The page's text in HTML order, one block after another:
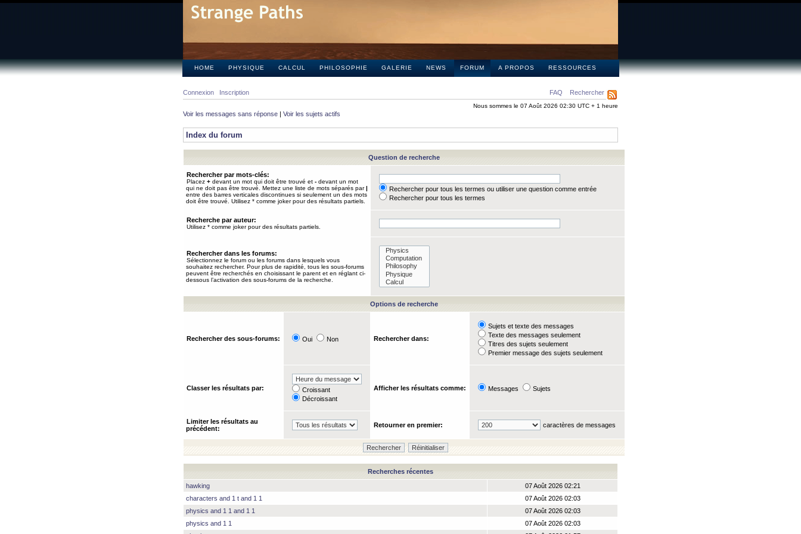
HOME PHYSIQUE CALCUL PHILOSOPHIE GALERIE NEWS FORUM A PROPOS RESSOURCES
FAQ Rechercher
Connexion Inscription
Nous sommes le 07 Août 2026 02:30 UTC + 1 heure
Voir les messages sans réponse | Voir les sujets actifs
Index du forum
Question de recherche
Rechercher par mots-clés:
Placez + devant un mot qui doit être trouvé et - devant un mot
qui ne doit pas être trouvé. Mettez une liste de mots séparés par|
entre des barres verticales discontinues si seulement un des mots
doit être trouvé. Utilisez * comme joker pour des résultats partiels.
Rechercher pour tous les termes ou utiliser une question comme entrée
Rechercher pour tous les termes
Recherche par auteur:
Utilisez * comme joker pour des résultats partiels.
Rechercher dans les forums:
Sélectionnez le forum ou les forums dans lesquels vous
souhaitez rechercher. Pour plus de rapidité, tous les sous-forums
peuvent être recherchés en choisissant le parent et en réglant ci-
dessous l’activation des sous-forums de la recherche.
Options de recherche
Rechercher des sous-forums: Oui Non Rechercher dans:
Sujets et texte des messages
Texte des messages seulement
Titres des sujets seulement
Premier message des sujets seulement
Classer les résultats par:
Croissant
Décroissant
Afficher les résultats comme: Messages Sujets
Limiter les résultats au
précédent:
Retourner en premier: caractères de messages
Recherches récentes
hawking
07 Août 2026 02:21
characters and 1 t and 1 1
07 Août 2026 02:03
physics and 1 1 and 1 1
07 Août 2026 02:03
physics and 1 1
07 Août 2026 02:03